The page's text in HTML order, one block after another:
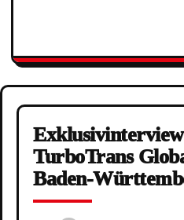
TurboTrans
Baden-